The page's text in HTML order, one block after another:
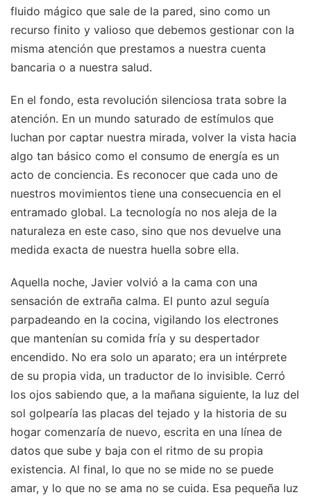
fluido mágico que sale de la pared, sino como un
recurso finito y valioso que debemos gestionar con la
misma atención que prestamos a nuestra cuenta
bancaria o a nuestra salud.
En el fondo, esta revolución silenciosa trata sobre la
atención. En un mundo saturado de estímulos que
luchan por captar nuestra mirada, volver la vista hacia
algo tan básico como el consumo de energía es un
acto de conciencia. Es reconocer que cada uno de
nuestros movimientos tiene una consecuencia en el
entramado global. La tecnología no nos aleja de la
naturaleza en este caso, sino que nos devuelve una
medida exacta de nuestra huella sobre ella.
Aquella noche, Javier volvió a la cama con una
sensación de extraña calma. El punto azul seguía
parpadeando en la cocina, vigilando los electrones
que mantenían su comida fría y su despertador
encendido. No era solo un aparato; era un intérprete
de su propia vida, un traductor de lo invisible. Cerró
los ojos sabiendo que, a la mañana siguiente, la luz del
sol golpearía las placas del tejado y la historia de su
hogar comenzaría de nuevo, escrita en una línea de
datos que sube y baja con el ritmo de su propia
existencia. Al final, lo que no se mide no se puede
amar, y lo que no se ama no se cuida. Esa pequeña luz